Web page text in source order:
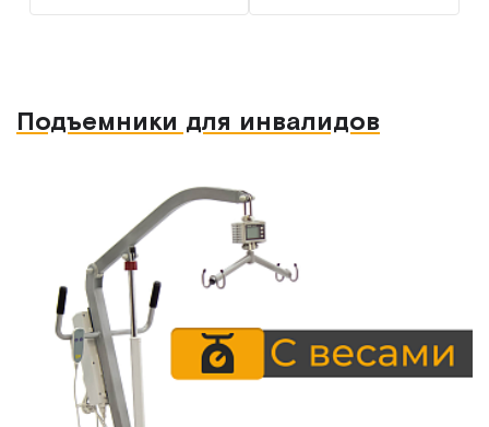
Подъемники для инвалидов